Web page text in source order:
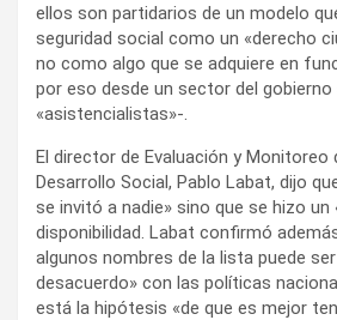
ellos son partidarios de un modelo
seguridad social como un «derecho
no como algo que se adquiere en
por eso desde un sector del
«asistencialistas»-.
El director de Evaluación y Monitoreo
Desarrollo Social, Pablo Labat, dijo
se invitó a nadie» sino que se hizo un
disponibilidad. Labat confirmó
algunos nombres de la lista puede
desacuerdo» con las políticas
está la hipótesis «de que es mejor